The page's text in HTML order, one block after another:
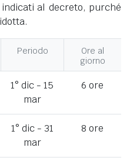
al decreto, purché
Periodo
Ore al
giorno
1° dic - 15
mar
6 ore
1° dic - 31
mar
8 ore